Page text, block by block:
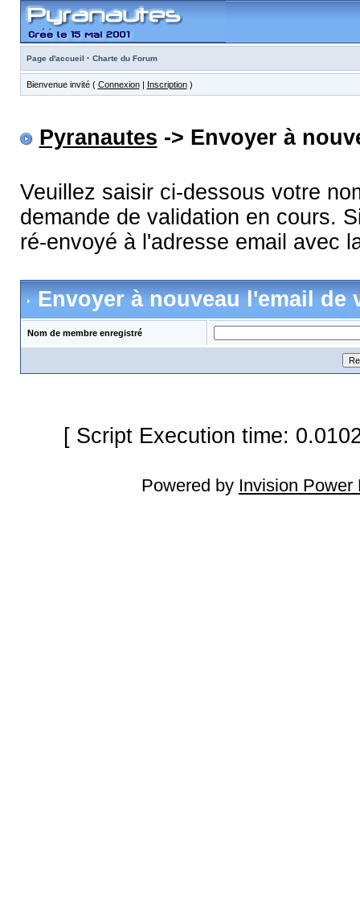
Page d'accueil · Charte du Forum
Bienvenue invité ( Connexion| Inscription)
Pyranautes -> Envoyer à
Veuillez saisir ci-dessous votre
demande de validation en cours.
ré-envoyé à l'adresse email avec
Envoyer à nouveau l'email de
Nom de membre enregistré
[ Script Execution time:
Powered by Invision Power